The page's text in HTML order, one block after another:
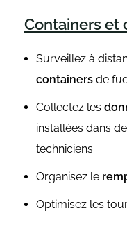
Containers et
Surveillez à
containers de
Collectez les
installées dans
techniciens.
Organisez le
Optimisez les